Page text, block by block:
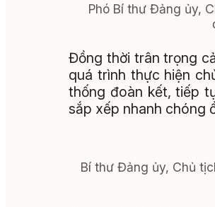
Phó Bí thư Đảng ủy,
Đồng thời trân trọng
quá trình thực hiện
thống đoàn kết, tiếp
sắp xếp nhanh chóng
Bí thư Đảng ủy, Chủ